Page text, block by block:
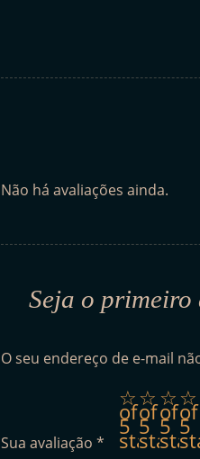
Não há avaliações ainda.
Seja o
O seu endereço de e-mail
Sua avaliação *
1
of
5
stars
2
of
5
stars
of
5
of
5